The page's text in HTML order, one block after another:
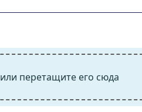
или перетащите его сюда